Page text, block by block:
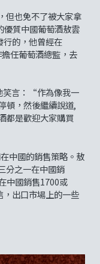
但也免不了被大家拿
優質中國葡萄酒敖雲
的，他曾經在
任葡萄酒總監，去
笑言：“作為像我一
頓，然後繼續說道,
都是歡迎大家購買
中國的銷售策略。敖
分之一在中國銷
中國銷售1700或
出口市場上的一些